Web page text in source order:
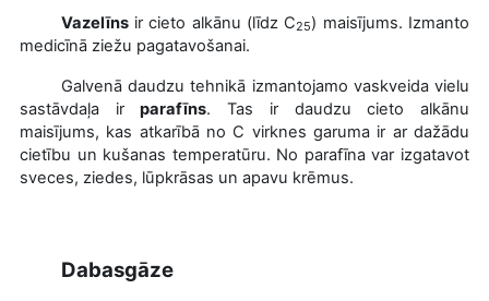
Vazelīnsir cieto alkānu (līdz C25) maisījums. Izmanto
medicīnā ziežu pagatavošanai.
Galvenā daudzu tehnikā izmantojamo vaskveida vielu
sastāvdaļa irparafīns. Tas ir daudzu cieto alkānu
maisījums, kas atkarībā no C virknes garuma ir ar dažādu
cietību un kušanas temperatūru. No parafīna var izgatavot
sveces, ziedes, lūpkrāsas un apavu krēmus.
Dabasgāze